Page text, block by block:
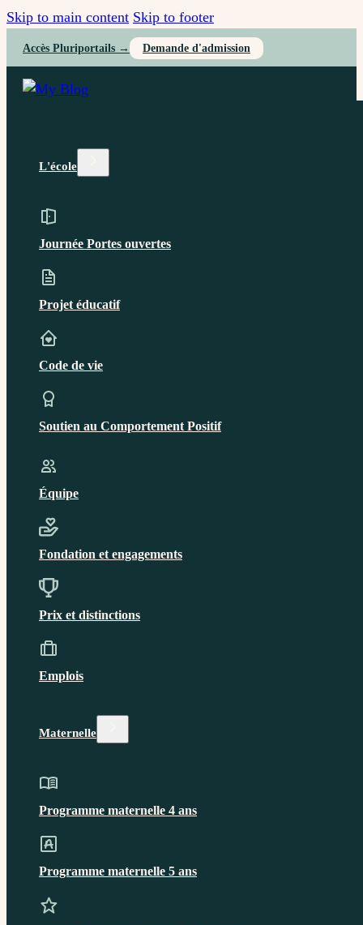
Skip to main content Skip to footer
Accès Pluriportails → Demande d'admission
L'école
Journée Portes ouvertes
Projet éducatif
Code de vie
Soutien au Comportement Positif
Équipe
Fondation et engagements
Prix et distinctions
Emplois
Maternelle
Programme maternelle 4 ans
Programme maternelle 5 ans